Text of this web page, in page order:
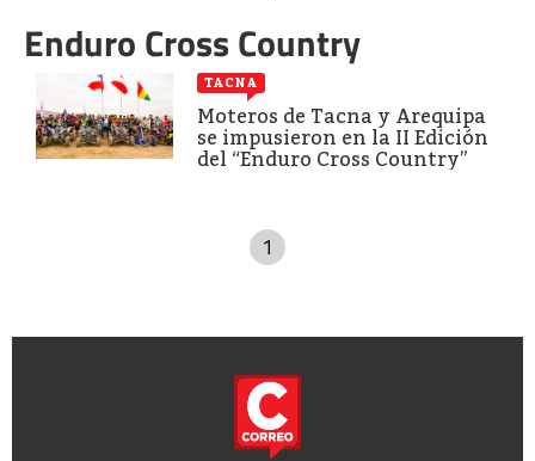
Enduro Cross Country
TACNA
Moteros de Tacna y Arequipa
se impusieron en la II Edición
del “Enduro Cross Country”
1